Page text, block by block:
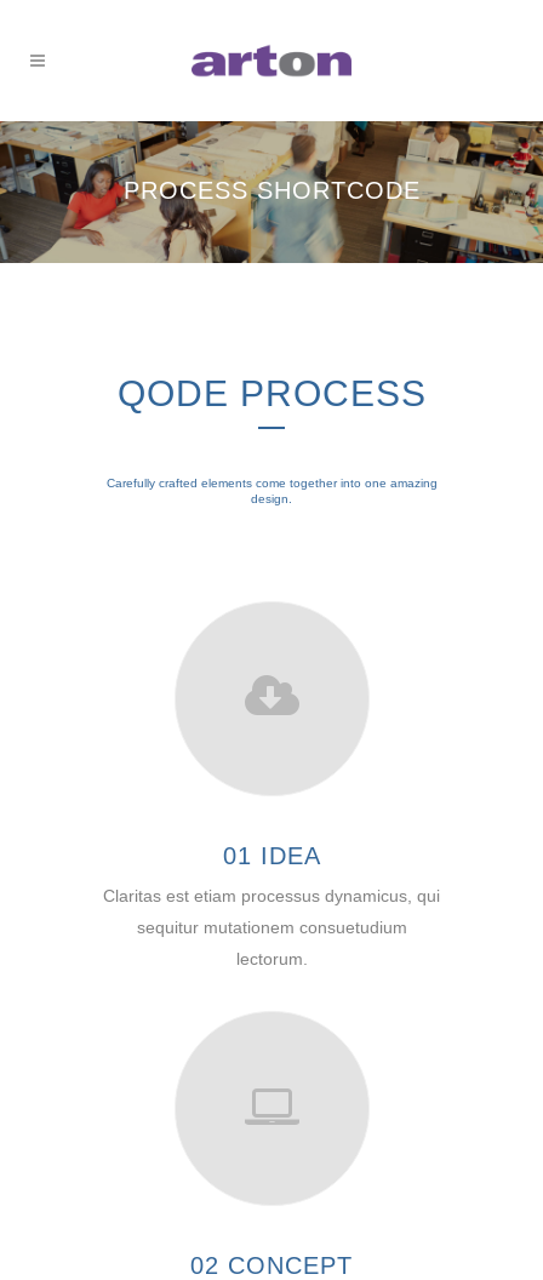
PROCESS SHORTCODE
QODE PROCESS
Carefully crafted elements come together into one amazing
design.
01 IDEA
Claritas est etiam processus dynamicus, qui
sequitur mutationem consuetudium
lectorum.
02 CONCEPT